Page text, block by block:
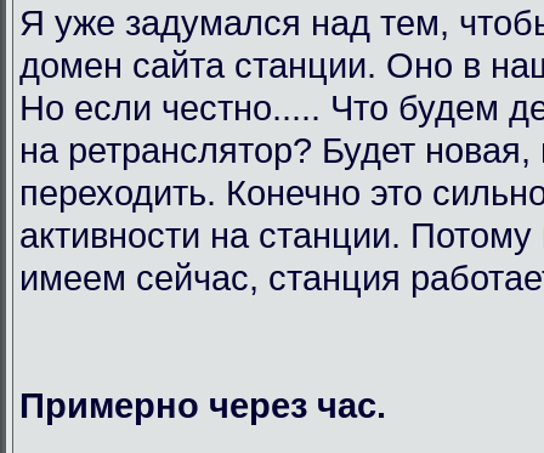
Я уже задумался над тем,
домен сайта станции. Оно в
Но если честно..... Что будем
на ретранслятор? Будет
переходить. Конечно это
активности на станции. Потому
имеем сейчас, станция
Примерно через час.